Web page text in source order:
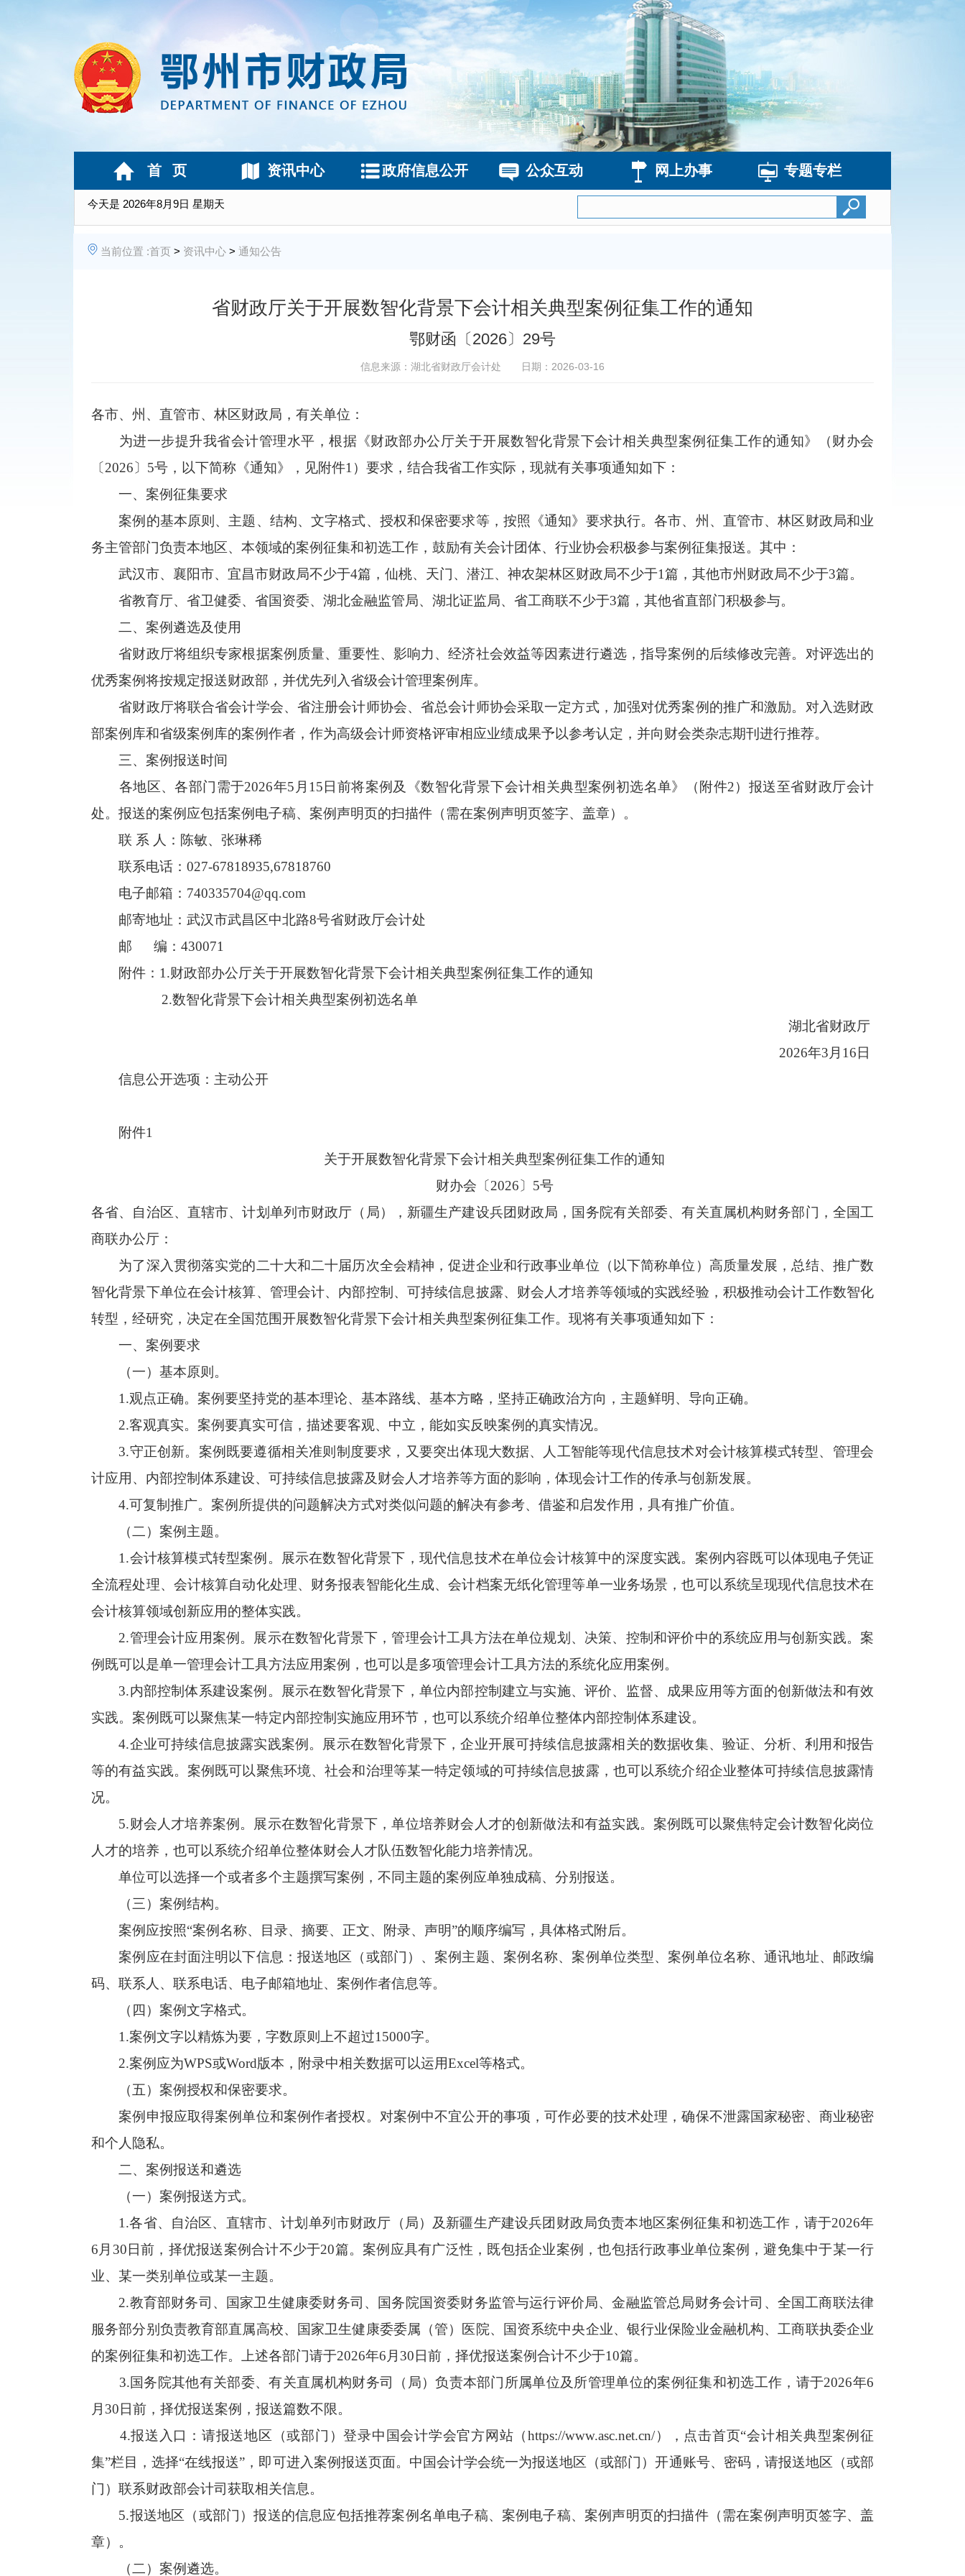
今天是 2026年8月9日 星期天
首 页 资讯中心 政府信息公开 公众互动 网上办事 专题专栏
当前位置 :首页 > 资讯中心 > 通知公告
省财政厅关于开展数智化背景下会计相关典型案例征集工作的通知
鄂财函〔2026〕29号
信息来源：湖北省财政厅会计处 日期：2026-03-16
各市、州、直管市、林区财政局，有关单位：
为进一步提升我省会计管理水平，根据《财政部办公厅关于开展数智化背景下会计相关典型案例征集工作的通知》（财办会
〔2026〕5号，以下简称《通知》，见附件1）要求，结合我省工作实际，现就有关事项通知如下：
一、案例征集要求
案例的基本原则、主题、结构、文字格式、授权和保密要求等，按照《通知》要求执行。各市、州、直管市、林区财政局和业
务主管部门负责本地区、本领域的案例征集和初选工作，鼓励有关会计团体、行业协会积极参与案例征集报送。其中：
武汉市、襄阳市、宜昌市财政局不少于4篇，仙桃、天门、潜江、神农架林区财政局不少于1篇，其他市州财政局不少于3篇。
省教育厅、省卫健委、省国资委、湖北金融监管局、湖北证监局、省工商联不少于3篇，其他省直部门积极参与。
二、案例遴选及使用
省财政厅将组织专家根据案例质量、重要性、影响力、经济社会效益等因素进行遴选，指导案例的后续修改完善。对评选出的
优秀案例将按规定报送财政部，并优先列入省级会计管理案例库。
省财政厅将联合省会计学会、省注册会计师协会、省总会计师协会采取一定方式，加强对优秀案例的推广和激励。对入选财政
部案例库和省级案例库的案例作者，作为高级会计师资格评审相应业绩成果予以参考认定，并向财会类杂志期刊进行推荐。
三、案例报送时间
各地区、各部门需于2026年5月15日前将案例及《数智化背景下会计相关典型案例初选名单》（附件2）报送至省财政厅会计
处。报送的案例应包括案例电子稿、案例声明页的扫描件（需在案例声明页签字、盖章）。
联 系 人：陈敏、张琳稀
联系电话：027-67818935,67818760
电子邮箱：740335704@qq.com
邮寄地址：武汉市武昌区中北路8号省财政厅会计处
邮 编：430071
附件：1.财政部办公厅关于开展数智化背景下会计相关典型案例征集工作的通知
2.数智化背景下会计相关典型案例初选名单
湖北省财政厅
2026年3月16日
信息公开选项：主动公开
附件1
关于开展数智化背景下会计相关典型案例征集工作的通知
财办会〔2026〕5号
各省、自治区、直辖市、计划单列市财政厅（局），新疆生产建设兵团财政局，国务院有关部委、有关直属机构财务部门，全国工
商联办公厅：
为了深入贯彻落实党的二十大和二十届历次全会精神，促进企业和行政事业单位（以下简称单位）高质量发展，总结、推广数
智化背景下单位在会计核算、管理会计、内部控制、可持续信息披露、财会人才培养等领域的实践经验，积极推动会计工作数智化
转型，经研究，决定在全国范围开展数智化背景下会计相关典型案例征集工作。现将有关事项通知如下：
一、案例要求
（一）基本原则。
1.观点正确。案例要坚持党的基本理论、基本路线、基本方略，坚持正确政治方向，主题鲜明、导向正确。
2.客观真实。案例要真实可信，描述要客观、中立，能如实反映案例的真实情况。
3.守正创新。案例既要遵循相关准则制度要求，又要突出体现大数据、人工智能等现代信息技术对会计核算模式转型、管理会
计应用、内部控制体系建设、可持续信息披露及财会人才培养等方面的影响，体现会计工作的传承与创新发展。
4.可复制推广。案例所提供的问题解决方式对类似问题的解决有参考、借鉴和启发作用，具有推广价值。
（二）案例主题。
1.会计核算模式转型案例。展示在数智化背景下，现代信息技术在单位会计核算中的深度实践。案例内容既可以体现电子凭证
全流程处理、会计核算自动化处理、财务报表智能化生成、会计档案无纸化管理等单一业务场景，也可以系统呈现现代信息技术在
会计核算领域创新应用的整体实践。
2.管理会计应用案例。展示在数智化背景下，管理会计工具方法在单位规划、决策、控制和评价中的系统应用与创新实践。案
例既可以是单一管理会计工具方法应用案例，也可以是多项管理会计工具方法的系统化应用案例。
3.内部控制体系建设案例。展示在数智化背景下，单位内部控制建立与实施、评价、监督、成果应用等方面的创新做法和有效
实践。案例既可以聚焦某一特定内部控制实施应用环节，也可以系统介绍单位整体内部控制体系建设。
4.企业可持续信息披露实践案例。展示在数智化背景下，企业开展可持续信息披露相关的数据收集、验证、分析、利用和报告
等的有益实践。案例既可以聚焦环境、社会和治理等某一特定领域的可持续信息披露，也可以系统介绍企业整体可持续信息披露情
况。
5.财会人才培养案例。展示在数智化背景下，单位培养财会人才的创新做法和有益实践。案例既可以聚焦特定会计数智化岗位
人才的培养，也可以系统介绍单位整体财会人才队伍数智化能力培养情况。
单位可以选择一个或者多个主题撰写案例，不同主题的案例应单独成稿、分别报送。
（三）案例结构。
案例应按照“案例名称、目录、摘要、正文、附录、声明”的顺序编写，具体格式附后。
案例应在封面注明以下信息：报送地区（或部门）、案例主题、案例名称、案例单位类型、案例单位名称、通讯地址、邮政编
码、联系人、联系电话、电子邮箱地址、案例作者信息等。
（四）案例文字格式。
1.案例文字以精炼为要，字数原则上不超过15000字。
2.案例应为WPS或Word版本，附录中相关数据可以运用Excel等格式。
（五）案例授权和保密要求。
案例申报应取得案例单位和案例作者授权。对案例中不宜公开的事项，可作必要的技术处理，确保不泄露国家秘密、商业秘密
和个人隐私。
二、案例报送和遴选
（一）案例报送方式。
1.各省、自治区、直辖市、计划单列市财政厅（局）及新疆生产建设兵团财政局负责本地区案例征集和初选工作，请于2026年
6月30日前，择优报送案例合计不少于20篇。案例应具有广泛性，既包括企业案例，也包括行政事业单位案例，避免集中于某一行
业、某一类别单位或某一主题。
2.教育部财务司、国家卫生健康委财务司、国务院国资委财务监管与运行评价局、金融监管总局财务会计司、全国工商联法律
服务部分别负责教育部直属高校、国家卫生健康委委属（管）医院、国资系统中央企业、银行业保险业金融机构、工商联执委企业
的案例征集和初选工作。上述各部门请于2026年6月30日前，择优报送案例合计不少于10篇。
3.国务院其他有关部委、有关直属机构财务司（局）负责本部门所属单位及所管理单位的案例征集和初选工作，请于2026年6
月30日前，择优报送案例，报送篇数不限。
4.报送入口：请报送地区（或部门）登录中国会计学会官方网站（https://www.asc.net.cn/），点击首页“会计相关典型案例征
集”栏目，选择“在线报送”，即可进入案例报送页面。中国会计学会统一为报送地区（或部门）开通账号、密码，请报送地区（或部
门）联系财政部会计司获取相关信息。
5.报送地区（或部门）报送的信息应包括推荐案例名单电子稿、案例电子稿、案例声明页的扫描件（需在案例声明页签字、盖
章）。
（二）案例遴选。